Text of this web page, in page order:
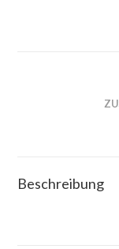
Beschreibung